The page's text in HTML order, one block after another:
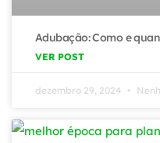
Adubação: Como e
VER POST
dezembro 29, 2024